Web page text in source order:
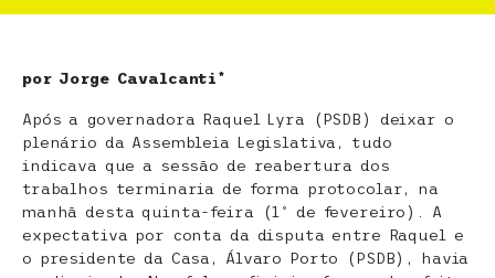
por Jorge Cavalcanti*
Após a governadora Raquel Lyra (PSDB) deixar o
plenário da Assembleia Legislativa, tudo
indicava que a sessão de reabertura dos
trabalhos terminaria de forma protocolar, na
manhã desta quinta-feira (1º de fevereiro). A
expectativa por conta da disputa entre Raquel e
o presidente da Casa, Álvaro Porto (PSDB), havia